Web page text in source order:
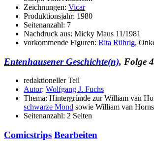
Zeichnungen: Vicar
Produktionsjahr: 1980
Seitenanzahl: 7
Nachdruck aus: Micky Maus 11/1981
vorkommende Figuren: Rita Rührig,
Entenhausener Geschichte(n), Folge
redaktioneller Teil
Autor: Wolfgang J. Fuchs
Thema: Hintergründe zur William van
schwarze Mond sowie William van
Seitenanzahl: 2 Seiten
Comicstrips Bearbeiten